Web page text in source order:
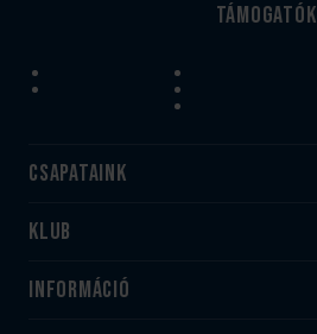
Támogatók
Csapataink
Felnőtt
Utánpótlás
Klub
#HandballFamily
Információ